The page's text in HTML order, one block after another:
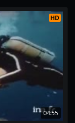
HD
04:55